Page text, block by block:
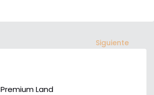
Siguiente
Premium Land